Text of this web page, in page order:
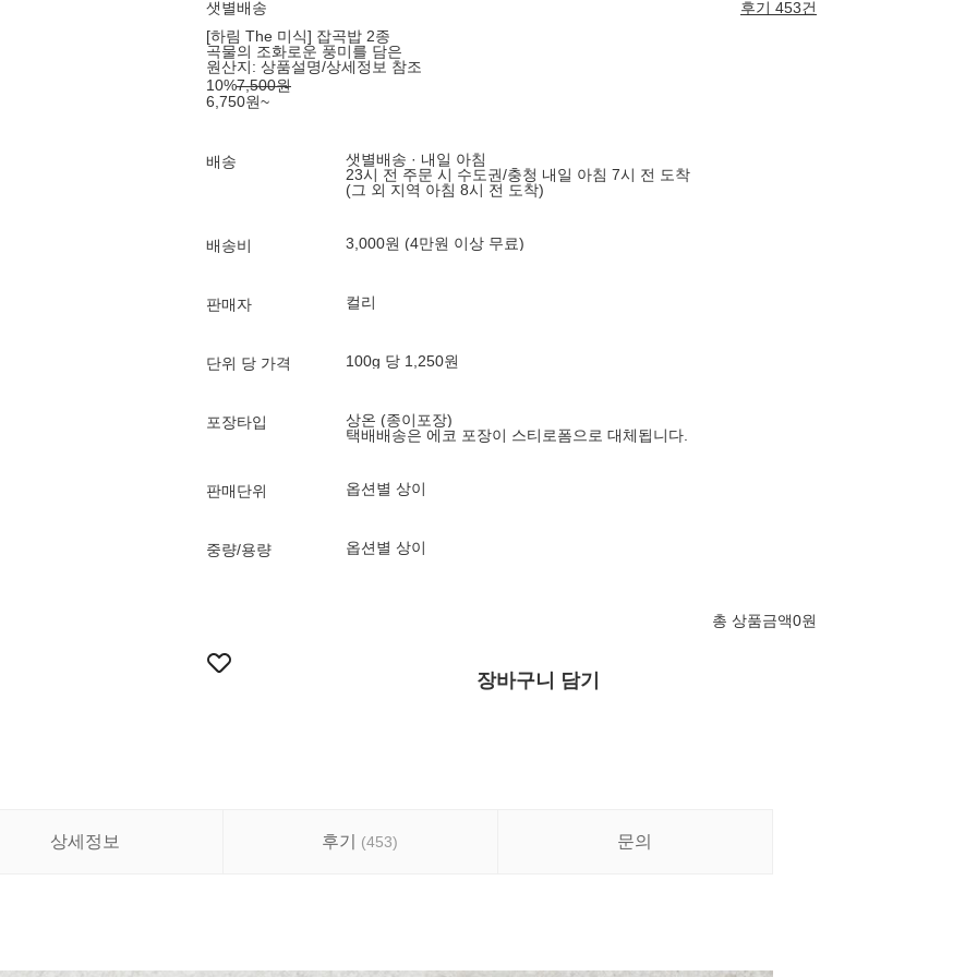
샛별배송
후기 453건
[하림 The 미식] 잡곡밥 2종
곡물의 조화로운 풍미를 담은
원산지: 상품설명/상세정보 참조
10%7,500원
6,750원~
배송
샛별배송 · 내일 아침
23시 전 주문 시 수도권/충청 내일 아침 7시 전 도착
(그 외 지역 아침 8시 전 도착)
배송비 3,000원 (4만원 이상 무료)
판매자 컬리
단위 당 가격 100g 당 1,250원
포장타입
상온 (종이포장)
택배배송은 에코 포장이 스티로폼으로 대체됩니다.
판매단위 옵션별 상이
중량/용량 옵션별 상이
총 상품금액0원
장바구니 담기
상세정보 후기 (453) 문의